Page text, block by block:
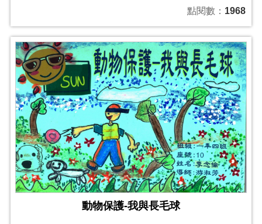
點閱數： 1968
動物保護-我與長毛球